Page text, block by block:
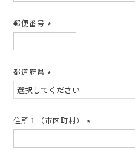
郵便番号
須)
都道府県
(必
須)
住所１（市区町村）
須)